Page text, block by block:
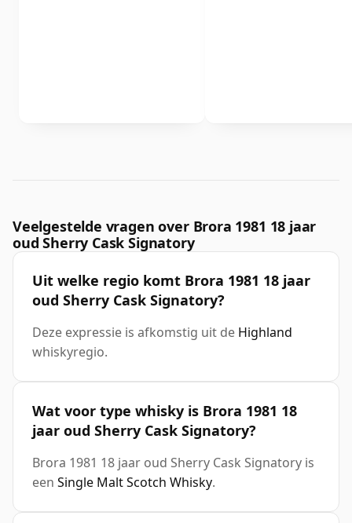
Veelgestelde vragen over Brora 1981 18 jaar
oud Sherry Cask Signatory
Uit welke regio komt Brora 1981 18 jaar
oud Sherry Cask Signatory?
Deze expressie is afkomstig uit de Highland
whiskyregio.
Wat voor type whisky is Brora 1981 18
jaar oud Sherry Cask Signatory?
Brora 1981 18 jaar oud Sherry Cask Signatory is
een Single Malt Scotch Whisky.